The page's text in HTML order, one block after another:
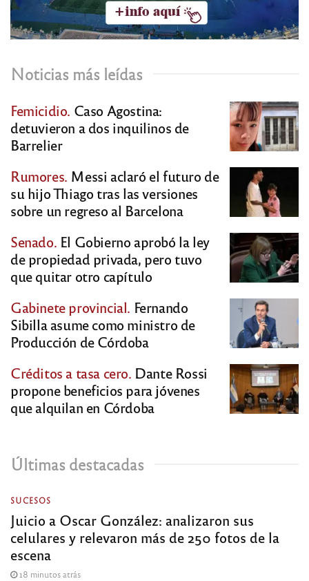
Noticias más leídas
Femicidio. Caso Agostina:
detuvieron a dos inquilinos de
Barrelier
Rumores. Messi aclaró el futuro de
su hijo Thiago tras las versiones
sobre un regreso al Barcelona
Senado. El Gobierno aprobó la ley
de propiedad privada, pero tuvo
que quitar otro capítulo
Gabinete provincial. Fernando
Sibilla asume como ministro de
Producción de Córdoba
Créditos a tasa cero. Dante Rossi
propone beneficios para jóvenes
que alquilan en Córdoba
Últimas destacadas
SUCESOS
Juicio a Oscar González: analizaron sus
celulares y relevaron más de 250 fotos de la
escena
18 minutos atrás